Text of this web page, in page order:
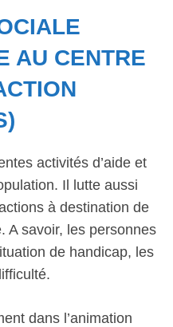
AU CENTRE
activités d’aide et
Il lutte aussi
à destination de
A savoir, les personnes
de handicap, les
dans l’animation